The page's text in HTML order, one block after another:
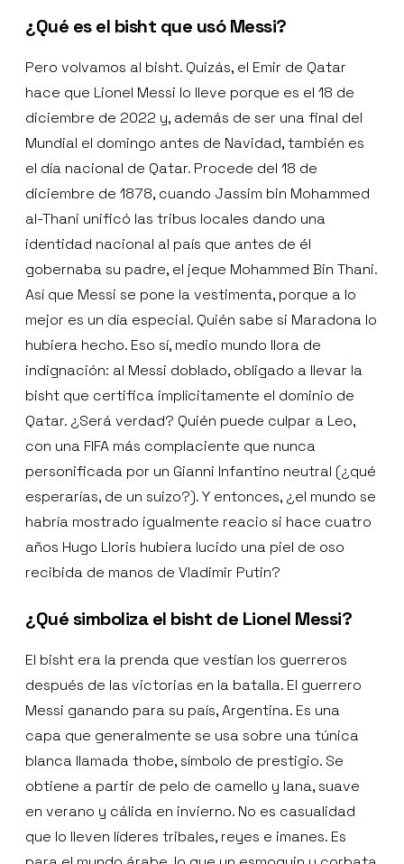
¿Qué es el bisht que usó Messi?
Pero volvamos al bisht. Quizás, el Emir de Qatar
hace que Lionel Messi lo lleve porque es el 18 de
diciembre de 2022 y, además de ser una final del
Mundial el domingo antes de Navidad, también es
el día nacional de Qatar. Procede del 18 de
diciembre de 1878, cuando Jassim bin Mohammed
al-Thani unificó las tribus locales dando una
identidad nacional al país que antes de él
gobernaba su padre, el jeque Mohammed Bin Thani.
Así que Messi se pone la vestimenta, porque a lo
mejor es un día especial. Quién sabe si Maradona lo
hubiera hecho. Eso sí, medio mundo llora de
indignación: al Messi doblado, obligado a llevar la
bisht que certifica implícitamente el dominio de
Qatar. ¿Será verdad? Quién puede culpar a Leo,
con una FIFA más complaciente que nunca
personificada por un Gianni Infantino neutral (¿qué
esperarías, de un suizo?). Y entonces, ¿el mundo se
habría mostrado igualmente reacio si hace cuatro
años Hugo Lloris hubiera lucido una piel de oso
recibida de manos de Vladimir Putin?
¿Qué simboliza el bisht de Lionel Messi?
El bisht era la prenda que vestían los guerreros
después de las victorias en la batalla. El guerrero
Messi ganando para su país, Argentina. Es una
capa que generalmente se usa sobre una túnica
blanca llamada thobe, símbolo de prestigio. Se
obtiene a partir de pelo de camello y lana, suave
en verano y cálida en invierno. No es casualidad
que lo lleven líderes tribales, reyes e imanes. Es